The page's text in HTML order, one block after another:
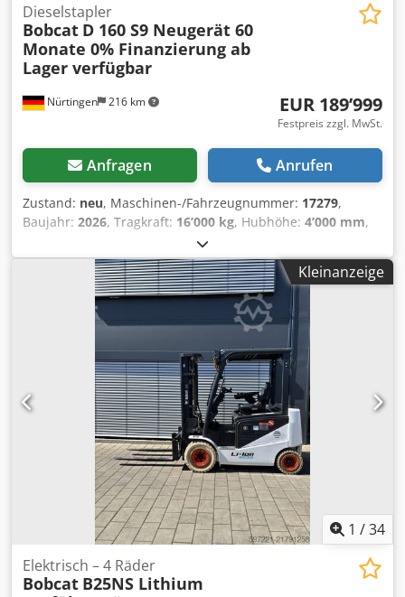
Nürtingen 216 km
Dieselstapler
Bobcat D 160 S9 Neugerät 60
Monate 0% Finanzierung ab
Lager verfügbar
EUR 189’999
Festpreis zzgl. MwSt.
Anfragen Anrufen
Zustand: neu, Maschinen-/Fahrzeugnummer: 17279,
Baujahr: 2026, Tragkraft: 16’000 kg, Hubhöhe: 4’000 mm,
, Lastschwerpunkt:
Kraftstofftyp:Diesel, Masttyp:Triplex, Bauhöhe:3’030 mm,
Gabellänge:2’400 mm, Vorderreifengröße:12.00-20 100%,
Hinterreifengröße:12.00-20 100%, Gesamtgewicht:
, Ausstattung:
, 5218640 Cedpszp T Aujfx Ahzsha
Kleinanzeige
1 /34
Elektrisch – 4 Räder
Bobcat B25NS Lithium